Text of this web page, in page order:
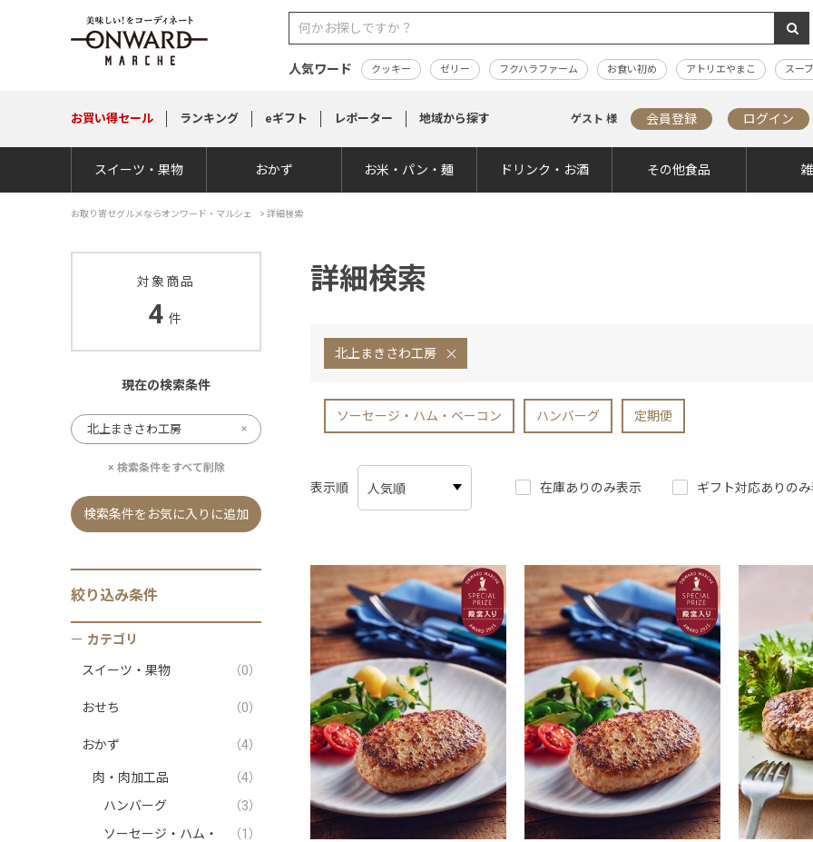
人気ワード クッキー ゼリー フクハラファーム お食い初め アトリエやまこ スープ
お買い得セール ランキング eギフト レポーター 地域から探す ゲスト 様 会員登録 ログイン
スイーツ・果物 おかず お米・パン・麺 ドリンク・お酒 その他食品
お取り寄せグルメならオンワード・マルシェ > 詳細検索
詳細検索
北上まきさわ工房
ソーセージ・ハム・ベーコン ハンバーグ 定期便
表示順 在庫ありのみ表示 ギフト対応ありの
対象商品
4 件
現在の検索条件
北上まきさわ工房
検索条件をすべて削除
検索条件をお気に入りに追加
絞り込み条件
カテゴリ
スイーツ・果物 （0）
おせち （0）
おかず （4）
肉・肉加工品
（4）
ハンバーグ
（3）
ソーセージ・ハム・
（1）